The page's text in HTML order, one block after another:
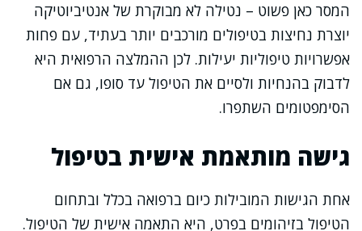
המסר כאן פשוט – נטילה לא מבוקרת של אנטיביוטיקה
יוצרת נחיצות בטיפולים מורכבים יותר בעתיד, עם פחות
אפשרויות טיפוליות יעילות. לכן ההמלצה הרפואית היא
לדבוק בהנחיות ולסיים את הטיפול עד סופו, גם אם
הסימפטומים השתפרו.
גישה מותאמת אישית בטיפול
אחת הגישות המובילות כיום ברפואה בכלל ובתחום
הטיפול בזיהומים בפרט, היא התאמה אישית של הטיפול.